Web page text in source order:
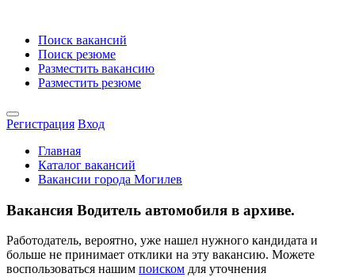
Поиск вакансий
Поиск резюме
Разместить вакансию
Разместить резюме
Регистрация Вход
Главная
Каталог вакансий
Вакансии города Могилев
Вакансия Водитель автомобиля в архиве.
Работодатель, вероятно, уже нашел нужного кандидата и
больше не принимает отклики на эту вакансию. Можете
воспользоваться нашим поиском для уточнения